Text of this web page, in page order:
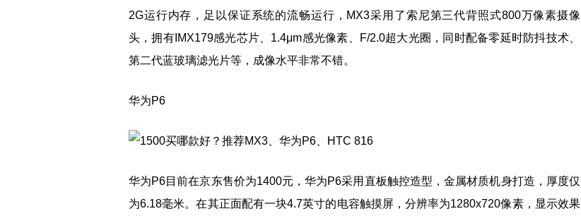
2G运行内存，足以保证系统的流畅运行，MX3采用了索尼第三代背照式800万像素摄像
头，拥有IMX179感光芯片、1.4μm感光像素、F/2.0超大光圈，同时配备零延时防抖技术、
第二代蓝玻璃滤光片等，成像水平非常不错。
华为P6
华为P6目前在京东售价为1400元，华为P6采用直板触控造型，金属材质机身打造，厚度仅
为6.18毫米。在其正面配有一块4.7英寸的电容触摸屏，分辨率为1280x720像素，显示效果